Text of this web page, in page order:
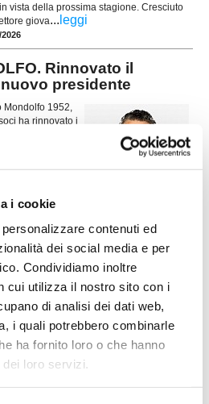
i cookie
contenuti ed
dei social media e per
Condividiamo inoltre
cui utilizza il nostro sito con i
di analisi dei dati web,
i quali potrebbero combinarle
ha fornito loro o che hanno
loro servizi.
vista della prossima stagione. Cresciuto
giova... leggi
2026
Rinnovato il
presidente
Mondolfo 1952,
ha rinnovato i
Serra ha scelto il nuovo allenatore per
2026-2027. La società ha affidato la
della prima squadra a Samuele Gobbi,
...leggi
2026